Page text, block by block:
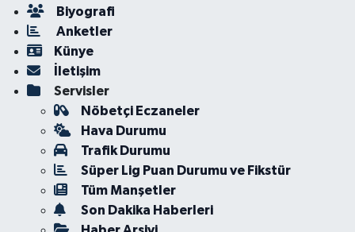
Biyografi
Anketler
Künye
İletişim
Servisler
Nöbetçi Eczaneler
Hava Durumu
Trafik Durumu
Süper Lig Puan Durumu ve Fikstür
Tüm Manşetler
Son Dakika Haberleri